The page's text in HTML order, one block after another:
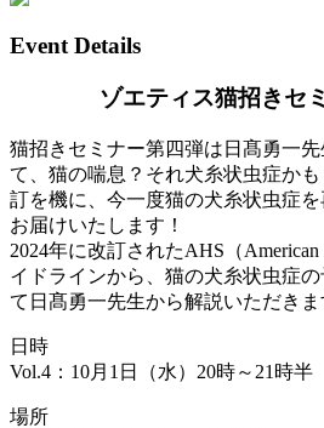
Event Details
ゾエティス猫招きセ
猫招きセミナー第四弾は日髙勇一
て、猫の喘息？それ犬糸状虫症か
訂を機に、今一度猫の犬糸状虫症
お届けいたします！
2024年に改訂されたAHS（American
イドラインから、猫の犬糸状虫症
て日髙勇一先生から解説いただきま
日時
Vol.4：10月1日（水）20時～21時半
場所